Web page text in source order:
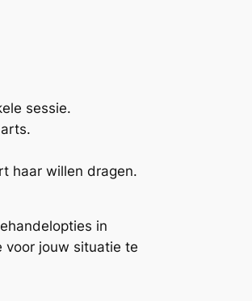
sessie.
haar willen dragen.
in
voor jouw situatie te